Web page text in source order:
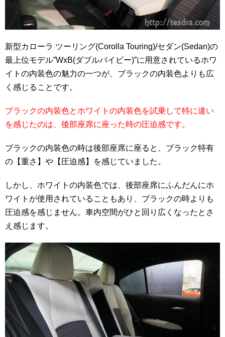
新型カローラ ツーリング(Corolla Touring)/セダン(Sedan)の
最上位モデル”WxB(ダブルバイビー)”に用意されているホワ
イトの内装色の魅力の一つが、ブラックの内装色よりも広
く感じることです。
ブラックの内装色とホワイトの内装色を試乗して特に違い
を感じたのは、後部座席に座った時の圧迫感です。
ブラックの内装色の時は後部座席に座ると、ブラック特有
の【重さ】や【圧迫感】を感じていました。
しかし、ホワイトの内装色では、後部座席にふんだんにホ
ワイトが使用されていることもあり、ブラックの時よりも
圧迫感を感じません。車内空間がひと回り広くなったとさ
え感じます。